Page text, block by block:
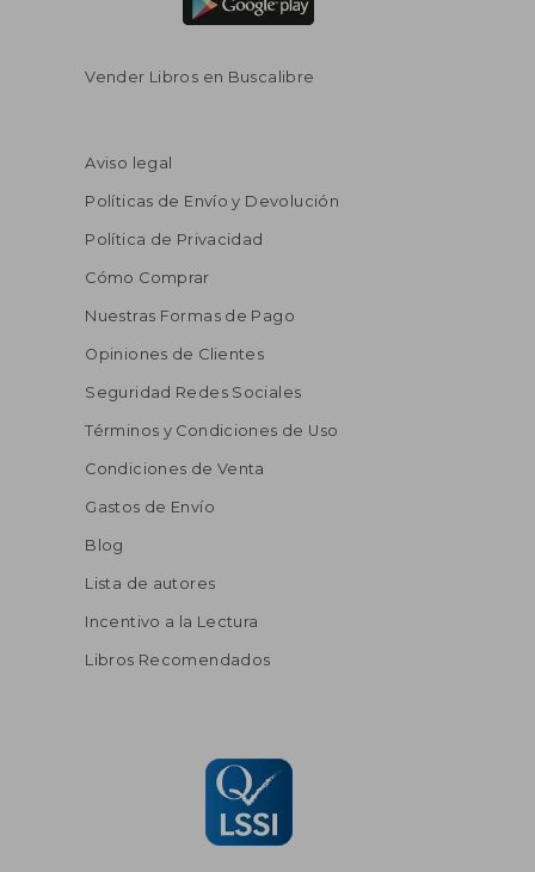
Vender Libros en Buscalibre
Aviso legal
Políticas de Envío y Devolución
Política de Privacidad
Cómo Comprar
Nuestras Formas de Pago
Opiniones de Clientes
Seguridad Redes Sociales
Términos y Condiciones de Uso
Condiciones de Venta
Gastos de Envío
Blog
Lista de autores
Incentivo a la Lectura
Libros Recomendados